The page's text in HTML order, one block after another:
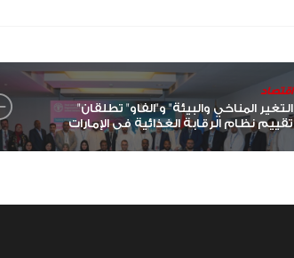
اقتصاد
"التغير المناخي والبيئة" و"الفاو" تطلقان
تقييم نظام الرقابة الغذائية في الإمارات